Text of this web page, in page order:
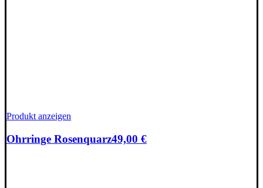
Produkt anzeigen
Ohrringe Rosenquarz49,00 €